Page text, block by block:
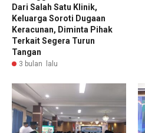
Dari Salah Satu Klinik,
Keluarga Soroti Dugaan
Keracunan, Diminta Pihak
Terkait Segera Turun
Tangan
3 bulan lalu